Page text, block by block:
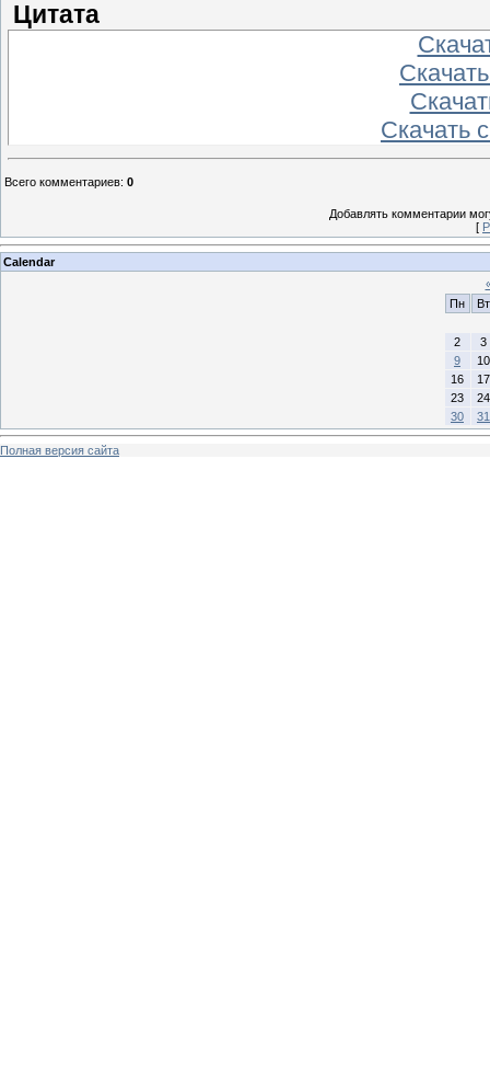
Цитата
Скачать
Всего комментариев: 0
Добавлять комментарии
[
Calendar
Пн
Вт
2
3
9
10
16
17
23
24
30
31
Полная версия сайта